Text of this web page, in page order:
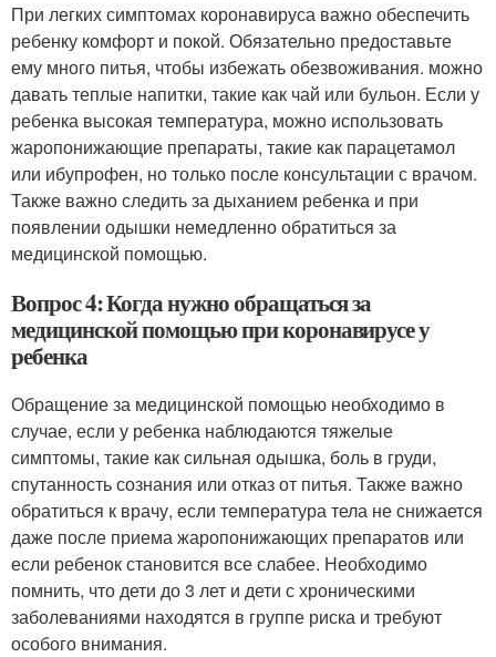
При легких симптомах коронавируса важно обеспечить
ребенку комфорт и покой. Обязательно предоставьте
ему много питья, чтобы избежать обезвоживания. можно
давать теплые напитки, такие как чай или бульон. Если у
ребенка высокая температура, можно использовать
жаропонижающие препараты, такие как парацетамол
или ибупрофен, но только после консультации с врачом.
Также важно следить за дыханием ребенка и при
появлении одышки немедленно обратиться за
медицинской помощью.
Вопрос 4: Когда нужно обращаться за
медицинской помощью при коронавирусе у
ребенка
Обращение за медицинской помощью необходимо в
случае, если у ребенка наблюдаются тяжелые
симптомы, такие как сильная одышка, боль в груди,
спутанность сознания или отказ от питья. Также важно
обратиться к врачу, если температура тела не снижается
даже после приема жаропонижающих препаратов или
если ребенок становится все слабее. Необходимо
помнить, что дети до 3 лет и дети с хроническими
заболеваниями находятся в группе риска и требуют
особого внимания.